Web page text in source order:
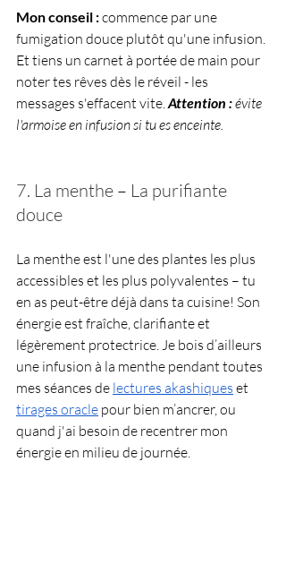
Mon conseil : commence par une
fumigation douce plutôt qu'une infusion.
Et tiens un carnet à portée de main pour
noter tes rêves dès le réveil - les
messages s'effacent vite. Attention : évite
l'armoise en infusion si tu es enceinte.
7. La menthe – La purifiante
douce
La menthe est l'une des plantes les plus
accessibles et les plus polyvalentes – tu
en as peut-être déjà dans ta cuisine! Son
énergie est fraîche, clarifiante et
légèrement protectrice. Je bois d’ailleurs
une infusion à la menthe pendant toutes
mes séances de lectures akashiques et
tirages oracle pour bien m’ancrer, ou
quand j'ai besoin de recentrer mon
énergie en milieu de journée.